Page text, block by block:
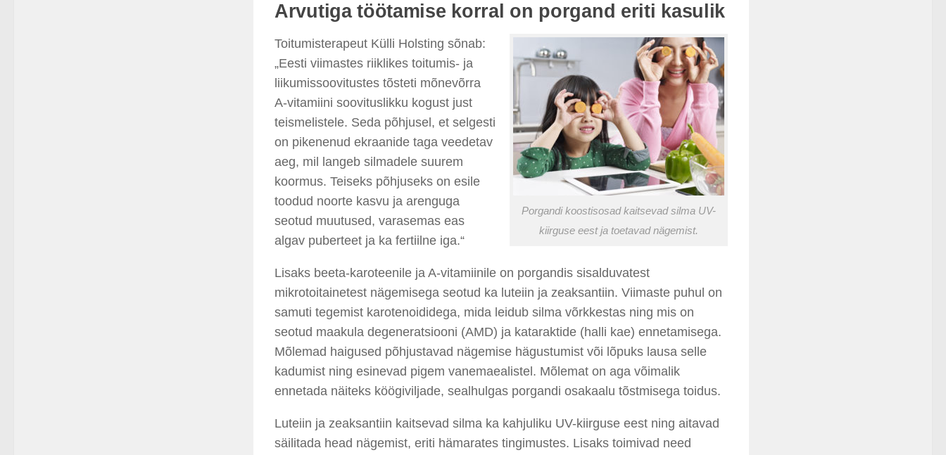
Arvutiga töötamise korral on porgand eriti kasulik
Porgandi koostisosad kaitsevad silma UV-
kiirguse eest ja toetavad nägemist.
Toitumisterapeut Külli Holsting sõnab:
„Eesti viimastes riiklikes toitumis- ja
liikumissoovitustes tõsteti mõnevõrra
A-vitamiini soovituslikku kogust just
teismelistele. Seda põhjusel, et selgesti
on pikenenud ekraanide taga veedetav
aeg, mil langeb silmadele suurem
koormus. Teiseks põhjuseks on esile
toodud noorte kasvu ja arenguga
seotud muutused, varasemas eas
algav puberteet ja ka fertiilne iga.“
Lisaks beeta-karoteenile ja A-vitamiinile on porgandis sisalduvatest
mikrotoitainetest nägemisega seotud ka luteiin ja zeaksantiin. Viimaste puhul on
samuti tegemist karotenoididega, mida leidub silma võrkkestas ning mis on
seotud maakula degeneratsiooni (AMD) ja kataraktide (halli kae) ennetamisega.
Mõlemad haigused põhjustavad nägemise hägustumist või lõpuks lausa selle
kadumist ning esinevad pigem vanemaealistel. Mõlemat on aga võimalik
ennetada näiteks köögiviljade, sealhulgas porgandi osakaalu tõstmisega toidus.
Luteiin ja zeaksantiin kaitsevad silma ka kahjuliku UV-kiirguse eest ning aitavad
säilitada head nägemist, eriti hämarates tingimustes. Lisaks toimivad need